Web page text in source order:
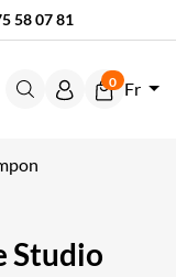
58 07 81
0 Fr
Studio